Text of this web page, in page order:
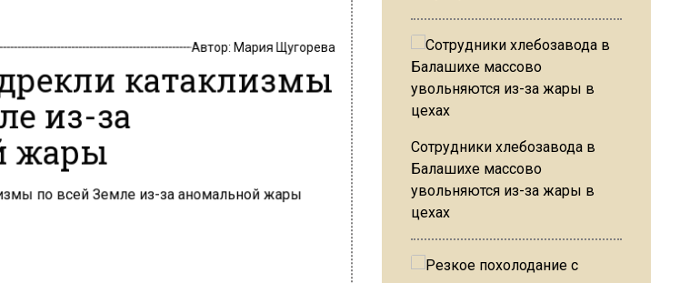
катаклизмы
из-за
жары
Сотрудники хлебозавода в
Балашихе массово
увольняются из-за жары в
цехах